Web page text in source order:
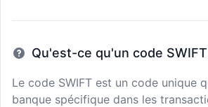
Qu'est-ce qu'un code
Le code SWIFT est un code unique
banque spécifique dans les